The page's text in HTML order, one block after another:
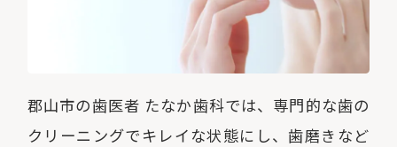
郡山市の歯医者 たなか歯科では、専門的な歯の
クリーニングでキレイな状態にし、歯磨きなど